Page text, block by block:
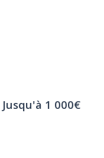
Jusqu'à 1 000€